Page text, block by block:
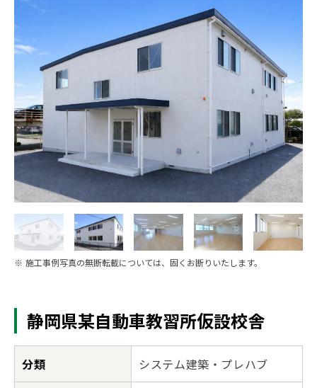
※ 施工事例写真の無断転載については、固くお断りいたします。
静岡県某自動車教習所仮設校舎
分類 システム建築・プレハブ